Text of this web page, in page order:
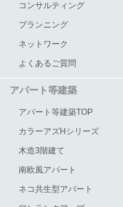
コンサルティング
プランニング
ネットワーク
よくあるご質問
アパート等建築
アパート等建築TOP
カラーアズHシリーズ
木造3階建て
南欧風アパート
ネコ共生型アパート